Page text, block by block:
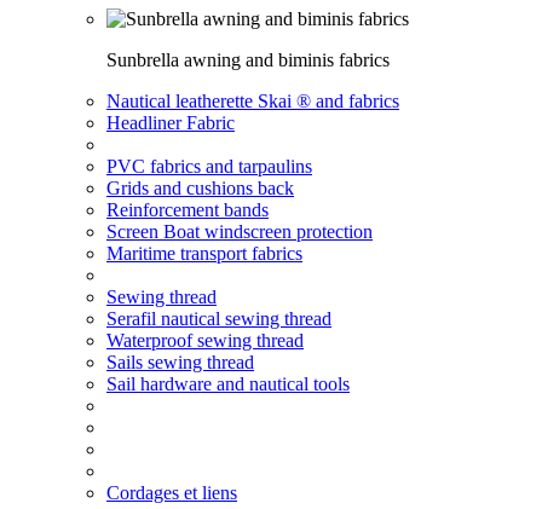
Sunbrella awning and biminis fabrics
Nautical leatherette Skai ® and fabrics
Headliner Fabric
PVC fabrics and tarpaulins
Grids and cushions back
Reinforcement bands
Screen Boat windscreen protection
Maritime transport fabrics
Sewing thread
Serafil nautical sewing thread
Waterproof sewing thread
Sails sewing thread
Sail hardware and nautical tools
Cordages et liens